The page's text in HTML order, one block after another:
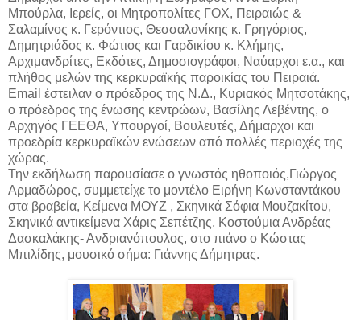
Μπούρλα, Ιερείς, οι Μητροπολίτες ΓΟΧ, Πειραιώς &
Σαλαμίνος κ. Γερόντιος, Θεσσαλονίκης κ. Γρηγόριος,
Δημητριάδος κ. Φώτιος και Γαρδικίου κ. Κλήμης,
Αρχιμανδρίτες, Εκδότες, Δημοσιογράφοι, Ναύαρχοι ε.α., και
πλήθος μελών της κερκυραϊκής παροικίας του Πειραιά.
Email έστειλαν ο πρόεδρος της Ν.Δ., Κυριακός Μητσοτάκης,
ο πρόεδρος της ένωσης κεντρώων, Βασίλης Λεβέντης, ο
Αρχηγός ΓΕΕΘΑ, Υπουργοί, Βουλευτές, Δήμαρχοι και
προεδρία κερκυραϊκών ενώσεων από πολλές περιοχές της
χώρας.
Την εκδήλωση παρουσίασε ο γνωστός ηθοποιός,Γιώργος
Αρμαδώρος, συμμετείχε το μοντέλο Ειρήνη Κωνσταντάκου
στα βραβεία, Κείμενα ΜΟΥΖ , Σκηνικά Σόφια Μουζακίτου,
Σκηνικά αντικείμενα Χάρις Σεπέτζης, Κοστούμια Ανδρέας
Δασκαλάκης- Ανδριανόπουλος, στο πιάνο ο Κώστας
Μπιλίδης, μουσικό σήμα: Γιάννης Δήμητρας.